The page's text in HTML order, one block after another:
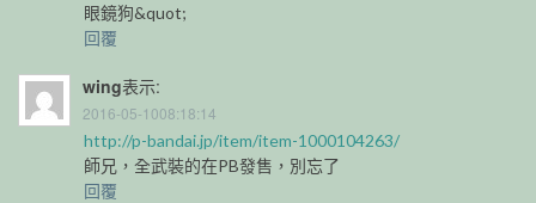
眼鏡狗&quot;
回覆
wing表示:
2016-05-1008:18:14
http://p-bandai.jp/item/item-1000104263/
師兄，全武裝的在PB發售，別忘了
回覆